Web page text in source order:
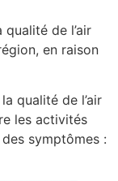
qualité de l’air
en raison
qualité de l’air
les activités
symptômes :